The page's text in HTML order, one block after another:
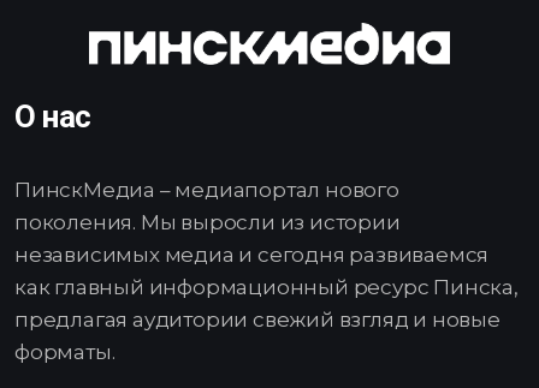
О нас
ПинскМедиа – медиапортал нового
поколения. Мы выросли из истории
независимых медиа и сегодня развиваемся
как главный информационный ресурс Пинска,
предлагая аудитории свежий взгляд и новые
форматы.